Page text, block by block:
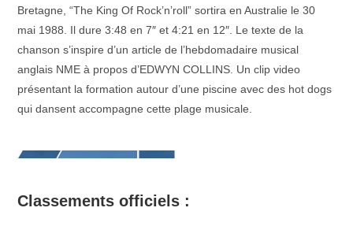
Bretagne, “The King Of Rock’n’roll” sortira en Australie le 30
mai 1988. Il dure 3:48 en 7″ et 4:21 en 12″. Le texte de la
chanson s’inspire d’un article de l’hebdomadaire musical
anglais NME à propos d’EDWYN COLLINS. Un clip video
présentant la formation autour d’une piscine avec des hot dogs
qui dansent accompagne cette plage musicale.
Classements officiels :